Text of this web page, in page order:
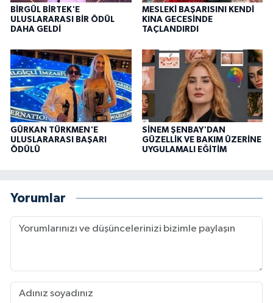
BİRGÜL BİRTEK'E
ULUSLARARASI BİR ÖDÜL
DAHA GELDİ
MESLEKİ BAŞARISINI KENDİ
KINA GECESİNDE
TAÇLANDIRDI
GÜRKAN TÜRKMEN'E
ULUSLARARASI BAŞARI
ÖDÜLÜ
SİNEM ŞENBAY'DAN
GÜZELLİK VE BAKIM ÜZERİNE
UYGULAMALI EĞİTİM
Yorumlar